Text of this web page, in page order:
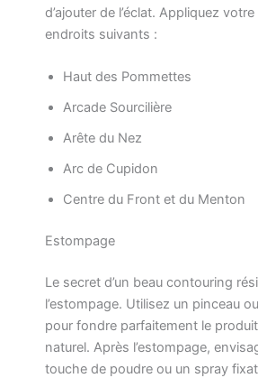
d’ajouter de l’éclat. Appliquez
endroits suivants :
Haut des Pommettes
Arcade Sourcilière
Arête du Nez
Arc de Cupidon
Centre du Front et du Menton
Estompage
Le secret d’un beau contouring
l’estompage. Utilisez un pinceau
pour fondre parfaitement le
naturel. Après l’estompage,
touche de poudre ou un spray